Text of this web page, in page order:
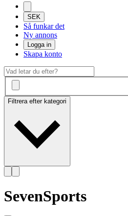
SEK
Så funkar det
Ny annons
Logga in
Skapa konto
Filtrera efter kategori
SevenSports